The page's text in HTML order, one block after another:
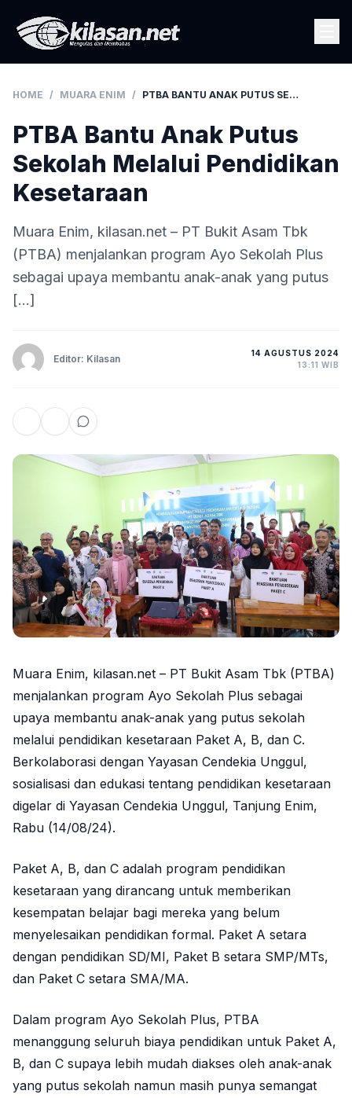
HOME / MUARA ENIM / PTBA BANTU ANAK PUTUS SEKOLAH MELALUI PENDIDIKAN KESETARAAN
PTBA Bantu Anak Putus
Sekolah Melalui Pendidikan
Kesetaraan
Muara Enim, kilasan.net – PT Bukit Asam Tbk
(PTBA) menjalankan program Ayo Sekolah Plus
sebagai upaya membantu anak-anak yang putus
[…]
Editor: Kilasan
14 AGUSTUS 2024
13:11 WIB
Muara Enim, kilasan.net – PT Bukit Asam Tbk (PTBA)
menjalankan program Ayo Sekolah Plus sebagai
upaya membantu anak-anak yang putus sekolah
melalui pendidikan kesetaraan Paket A, B, dan C.
Berkolaborasi dengan Yayasan Cendekia Unggul,
sosialisasi dan edukasi tentang pendidikan kesetaraan
digelar di Yayasan Cendekia Unggul, Tanjung Enim,
Rabu (14/08/24).
Paket A, B, dan C adalah program pendidikan
kesetaraan yang dirancang untuk memberikan
kesempatan belajar bagi mereka yang belum
menyelesaikan pendidikan formal. Paket A setara
dengan pendidikan SD/MI, Paket B setara SMP/MTs,
dan Paket C setara SMA/MA.
Dalam program Ayo Sekolah Plus, PTBA
menanggung seluruh biaya pendidikan untuk Paket A,
B, dan C supaya lebih mudah diakses oleh anak-anak
yang putus sekolah namun masih punya semangat